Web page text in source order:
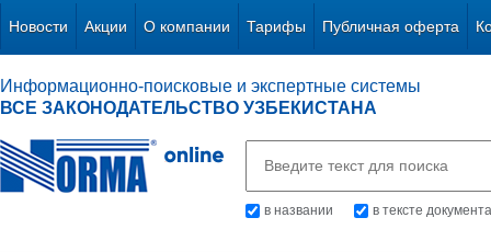
Новости Акции О компании Тарифы Публичная оферта
Информационно-поисковые и экспертные системы
ВСЕ ЗАКОНОДАТЕЛЬСТВО УЗБЕКИСТАНА
в названии в тексте документа